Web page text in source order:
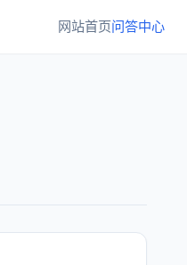
网站首页问答中心